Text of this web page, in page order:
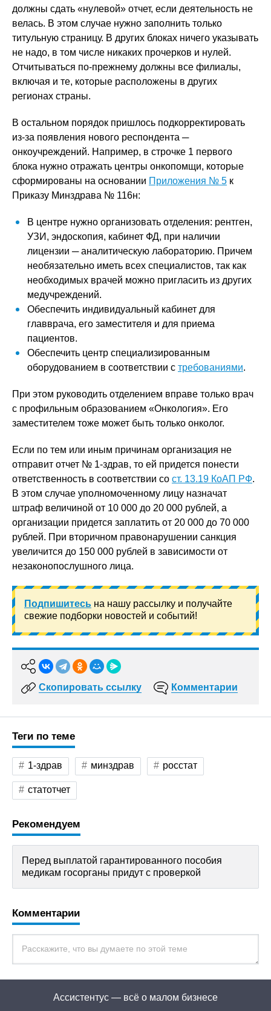
должны сдать «нулевой» отчет, если деятельность не
велась. В этом случае нужно заполнить только
титульную страницу. В других блоках ничего указывать
не надо, в том числе никаких прочерков и нулей.
Отчитываться по-прежнему должны все филиалы,
включая и те, которые расположены в других
регионах страны.
В остальном порядок пришлось подкорректировать
из-за появления нового респондента ─
онкоучреждений. Например, в строчке 1 первого
блока нужно отражать центры онкопомщи, которые
сформированы на основании Приложения № 5 к
Приказу Минздрава № 116н:
В центре нужно организовать отделения: рентген,
УЗИ, эндоскопия, кабинет ФД, при наличии
лицензии ─ аналитическую лабораторию. Причем
необязательно иметь всех специалистов, так как
необходимых врачей можно пригласить из других
медучреждений.
Обеспечить индивидуальный кабинет для
главврача, его заместителя и для приема
пациентов.
Обеспечить центр специализированным
оборудованием в соответствии с требованиями.
При этом руководить отделением вправе только врач
с профильным образованием «Онкология». Его
заместителем тоже может быть только онколог.
Если по тем или иным причинам организация не
отправит отчет № 1-здрав, то ей придется понести
ответственность в соответствии со ст. 13.19 КоАП РФ.
В этом случае уполномоченному лицу назначат
штраф величиной от 10 000 до 20 000 рублей, а
организации придется заплатить от 20 000 до 70 000
рублей. При вторичном правонарушении санкция
увеличится до 150 000 рублей в зависимости от
незаконопослушного лица.
Подпишитесь на нашу рассылку и получайте
свежие подборки новостей и событий!
Скопировать ссылку Комментарии
Теги по теме
1-здрав минздрав росстат
статотчет
Рекомендуем
Перед выплатой гарантированного пособия
медикам госорганы придут с проверкой
Комментарии
Ассистентус — всё о малом бизнесе